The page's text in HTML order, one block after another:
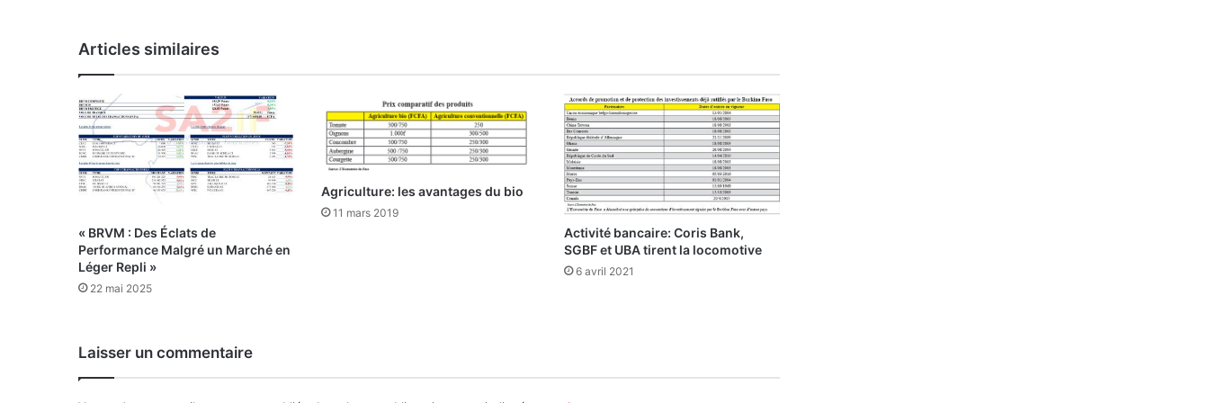
s
t
i
e
l
l
e
L
e
s
d
i
a
r
i
c
u
l
s
Articles similaires
« BRVM : Des Éclats de
Performance Malgré un Marché en
Léger Repli »
22 mai 2025
Agriculture: les avantages du bio
11 mars 2019
Activité bancaire: Coris Bank,
SGBF et UBA tirent la locomotive
6 avril 2021
Laisser un commentaire